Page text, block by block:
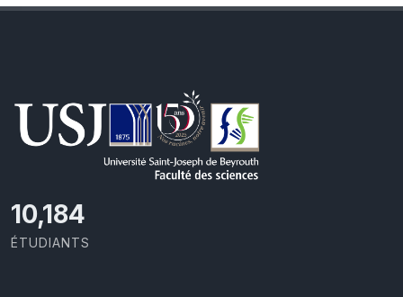
10,801
ÉTUDIANTS